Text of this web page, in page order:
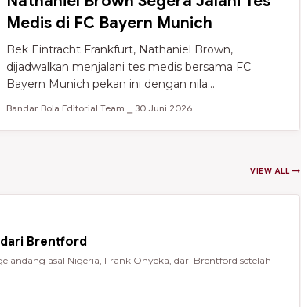
Medis di FC Bayern Munich
Bek Eintracht Frankfurt, Nathaniel Brown,
dijadwalkan menjalani tes medis bersama FC
Bayern Munich pekan ini dengan nila...
Bandar Bola Editorial Team ⎯ 30 Juni 2026
VIEW ALL →
Brentford
asal Nigeria, Frank Onyeka, dari Brentford setelah